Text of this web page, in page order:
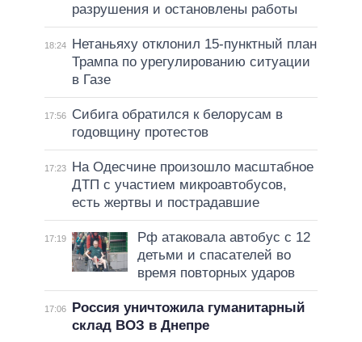
разрушения и остановлены работы
18:24
Нетаньяху отклонил 15-пунктный план
Трампа по урегулированию ситуации
в Газе
17:56
Сибига обратился к белорусам в
годовщину протестов
17:23
На Одесчине произошло масштабное
ДТП с участием микроавтобусов,
есть жертвы и пострадавшие
17:19
Рф атаковала автобус с 12
детьми и спасателей во
время повторных ударов
17:06
Россия уничтожила гуманитарный
склад ВОЗ в Днепре